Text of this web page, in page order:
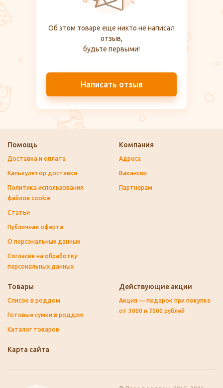
Об этом товаре еще никто не написал
отзыв,
будьте первыми!
Написать отзыв
Помощь
Доставка и оплата
Калькулятор доставки
Политика использования
файлов cookie
Статьи
Публичная оферта
О персональных данных
Согласие на обработку
персональных данных
Компания
Адреса
Вакансии
Партнёрам
Товары
Список в роддом
Готовые сумки в роддом
Каталог товаров
Действующие акции
Акция — подарок при покупке
от 3000 и 7000 рублей
Карта сайта